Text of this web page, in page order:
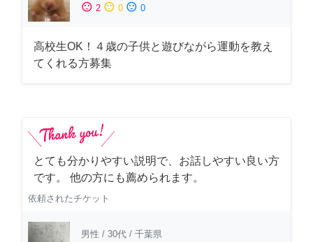
sentiment_satisfied 2 sentiment_neutral 0 sentiment_dissatisfied 0
高校生OK！４歳の子供と遊びながら運動を教え
てくれる方募集
とても分かりやすい説明で、お話しやすい良い方
です。 他の方にも薦められます。
依頼されたチケット
男性 / 30代 / 千葉県